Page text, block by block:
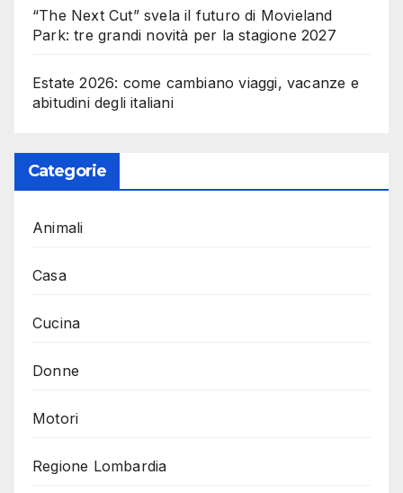
“The Next Cut” svela il futuro di Movieland
Park: tre grandi novità per la stagione 2027
Estate 2026: come cambiano viaggi, vacanze e
abitudini degli italiani
Categorie
Animali
Casa
Cucina
Donne
Motori
Regione Lombardia